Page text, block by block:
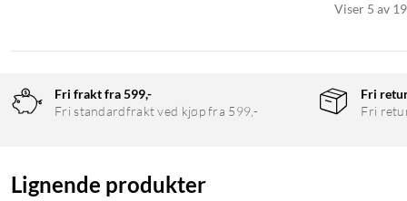
Viser 5 av
Fri frakt fra 599,-
Fri standardfrakt ved kjøp fra 599,-
Fri
Fri
Lignende produkter